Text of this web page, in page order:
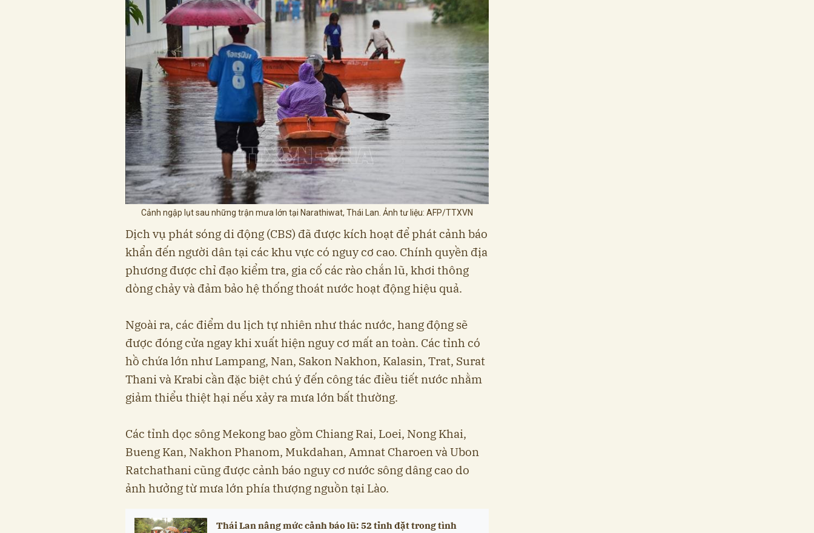
Cảnh ngập lụt sau những trận mưa lớn tại Narathiwat, Thái Lan. Ảnh tư liệu: AFP/TTXVN
Dịch vụ phát sóng di động (CBS) đã được kích hoạt để phát cảnh báo
khẩn đến người dân tại các khu vực có nguy cơ cao. Chính quyền địa
phương được chỉ đạo kiểm tra, gia cố các rào chắn lũ, khơi thông
dòng chảy và đảm bảo hệ thống thoát nước hoạt động hiệu quả.
Ngoài ra, các điểm du lịch tự nhiên như thác nước, hang động sẽ
được đóng cửa ngay khi xuất hiện nguy cơ mất an toàn. Các tỉnh có
hồ chứa lớn như Lampang, Nan, Sakon Nakhon, Kalasin, Trat, Surat
Thani và Krabi cần đặc biệt chú ý đến công tác điều tiết nước nhằm
giảm thiểu thiệt hại nếu xảy ra mưa lớn bất thường.
Các tỉnh dọc sông Mekong bao gồm Chiang Rai, Loei, Nong Khai,
Bueng Kan, Nakhon Phanom, Mukdahan, Amnat Charoen và Ubon
Ratchathani cũng được cảnh báo nguy cơ nước sông dâng cao do
ảnh hưởng từ mưa lớn phía thượng nguồn tại Lào.
Thái Lan nâng mức cảnh báo lũ: 52 tỉnh đặt trong tình